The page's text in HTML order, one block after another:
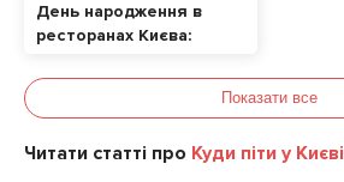
День народження в
ресторанах Києва:
Показати все
Читати статті про Куди піти у Києві